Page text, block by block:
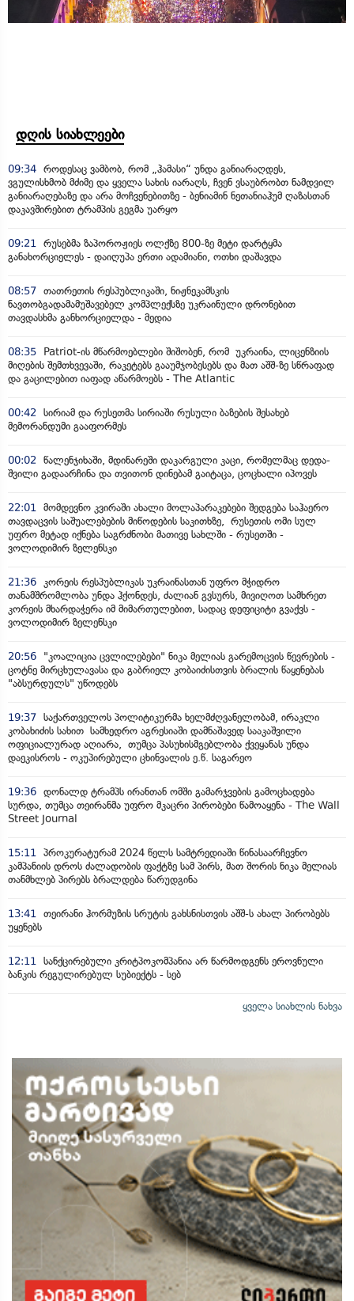
დღის სიახლეები
09:34 როდესაც ვამბობ, რომ „ჰამასი“ უნდა განიარაღდეს,
ვგულისხმობ მძიმე და ყველა სახის იარაღს, ჩვენ ვსაუბრობთ ნამდვილ
განიარაღებაზე და არა მოჩვენებითზე - ბენიამინ ნეთანიაჰუმ ღაზასთან
დაკავშირებით ტრამპის გეგმა უარყო
09:21
რუსებმა ზაპოროჟიეს ოლქზე 800-ზე მეტი დარტყმა
განახორციელეს - დაიღუპა ერთი ადამიანი, ოთხი დაშავდა
08:57 თათრეთის რესპუბლიკაში, ნიჟნეკამსკის
ნავთობგადამამუშავებელ კომპლექსზე უკრაინული დრონებით
თავდასხმა განხორციელდა - მედია
08:35
Patriot-ის მწარმოებლები შიშობენ, რომ უკრაინა, ლიცენზიის
მიღების შემთხვევაში, რაკეტებს გააუმჯობესებს და მათ აშშ-ზე სწრაფად
და გაცილებით იაფად აწარმოებს - The Atlantic
00:42
სირიამ და რუსეთმა სირიაში რუსული ბაზების შესახებ
მემორანდუმი გააფორმეს
00:02
წალენჯიხაში, მდინარეში დაკარგული კაცი, რომელმაც დედა-
შვილი გადაარჩინა და თვითონ დინებამ გაიტაცა, ცოცხალი იპოვეს
22:01
მომდევნო კვირაში ახალი მოლაპარაკებები შედგება საჰაერო
თავდაცვის საშუალებების მიწოდების საკითხზე, რუსეთის ომი სულ
უფრო მეტად იქნება საგრძნობი მათივე სახლში - რუსეთში -
ვოლოდიმირ ზელენსკი
21:36
კორეის რესპუბლიკას უკრაინასთან უფრო მჭიდრო
თანამშრომლობა უნდა ჰქონდეს, ძალიან გვსურს, მივიღოთ სამხრეთ
კორეის მხარდაჭერა იმ მიმართულებით, სადაც დეფიციტი გვაქვს -
ვოლოდიმირ ზელენსკი
20:56
"კოალიცია ცვლილებები" ნიკა მელიას გარემოცვის წევრების -
ცოტნე მირცხულავასა და გაბრიელ კობაიძისთვის ბრალის წაყენებას
"აბსურდულს" უწოდებს
19:37 საქართველოს პოლიტიკურმა ხელმძღვანელობამ, ირაკლი
კობახიძის სახით სამხედრო აგრესიაში დამნაშავედ სააკაშვილი
ოფიციალურად აღიარა, თუმცა პასუხისმგებლობა ქვეყანას უნდა
დაეკისროს - ოკუპირებული ცხინვალის ე.წ. საგარეო
19:36 დონალდ ტრამპს ირანთან ომში გამარჯვების გამოცხადება
სურდა, თუმცა თეირანმა უფრო მკაცრი პირობები წამოაყენა - The Wall
Street Journal
15:11
პროკურატურამ 2024 წელს სამტრედიაში წინასაარჩევნო
კამპანიის დროს ძალადობის ფაქტზე სამ პირს, მათ შორის ნიკა მელიას
თანმხლებ პირებს ბრალდება წარუდგინა
13:41
თეირანი ჰორმუზის სრუტის გახსნისთვის აშშ-ს ახალ პირობებს
უყენებს
12:11
სანქცირებული კრიტპოკომპანია არ წარმოდგენს ეროვნული
ბანკის რეგულირებულ სუბიექტს - სებ
ყველა სიახლის ნახვა